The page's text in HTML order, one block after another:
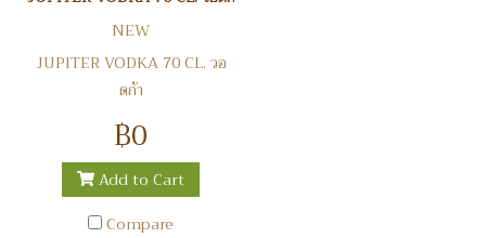
NEW
JUPITER VODKA 70 CL. วอ
ดก้า
฿0
Add to Cart
Compare